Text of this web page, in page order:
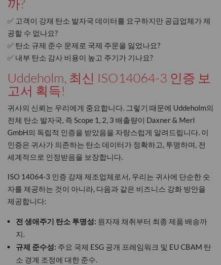
까?
✅ 고객이 강재 탄소 발자국 데이터를 요구하지만 공급업체가 제
공할 수 없나요?
✅ 탄소 규제 준수 문제로 국제 주문을 잃었나요?
✅ 내부 탄소 감사 비용이 높고 주기가 기나요?
Uddeholm, 최신 ISO14064-3 인증 보
고서 획득!
귀사의 신뢰는 우리에게 중요합니다. 그렇기 때문에 Uddeholm의
전체 탄소 발자국, 즉 Scope 1, 2, 3 배출량이 Daxner & Merl
GmbH의 독립적 인증을 받았음을 자랑스럽게 알려드립니다. 이
인증은 귀사가 의존하는 탄소 데이터가 정확하고, 투명하며, 전
세계적으로 인정받음을 보장합니다.
ISO 14064-3 인증 강재 제조업체로서, 우리는 귀사에 단순한 숫
자를 제공하는 것이 아니라, 다음과 같은 비즈니스 강화 방안을
제공합니다:
전 생애주기 탄소 투명성: 원자재 채취부터 최종 제품 배송까
지.
규제 준수성: 주요 국제 ESG 공개 프레임워크 및 EU CBAM 탄
소 경계 조정에 대한 준수.